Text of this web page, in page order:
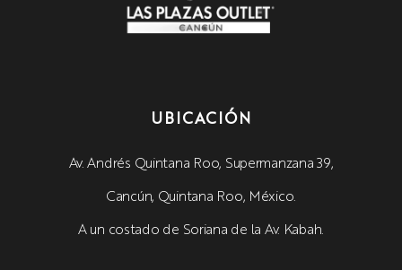
UBICACIÓN
Av. Andrés Quintana Roo, Supermanzana 39,
Cancún, Quintana Roo, México.
A un costado de Soriana de la Av. Kabah.